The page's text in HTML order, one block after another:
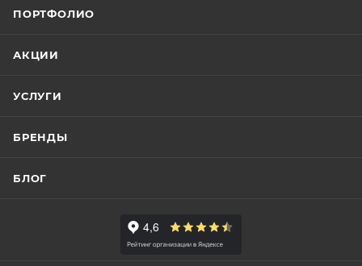
ПОРТФОЛИО
АКЦИИ
УСЛУГИ
БРЕНДЫ
БЛОГ